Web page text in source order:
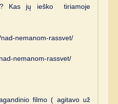
Kas jų ieško tiriamoje
nemanom-rassvet/
nemanom-rassvet/
filmo ( agitavo už